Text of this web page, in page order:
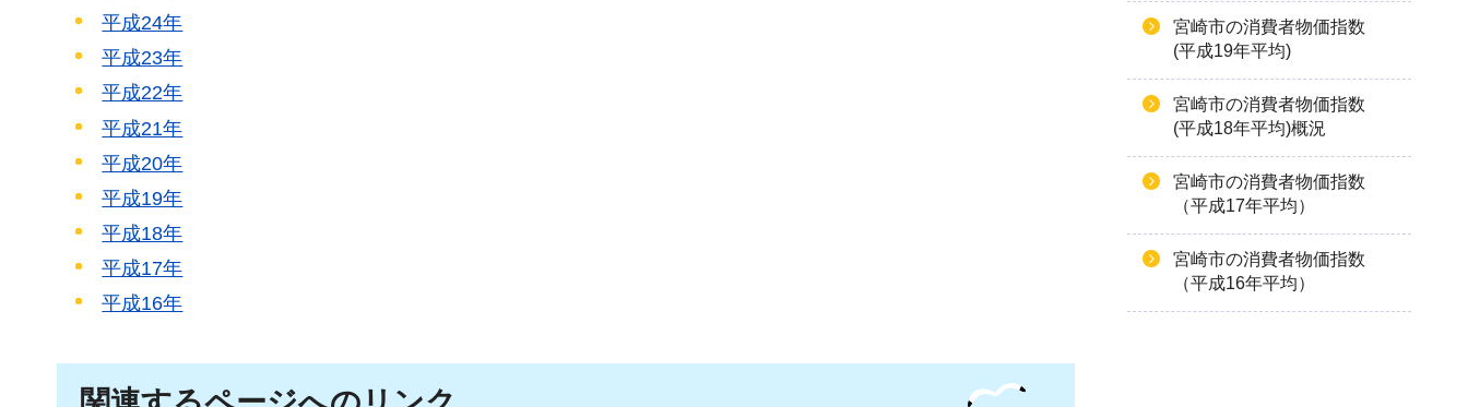
平成24年
平成23年
平成22年
平成21年
平成20年
平成19年
平成18年
平成17年
平成16年
宮崎市の消費者物価指数
(平成19年平均)
宮崎市の消費者物価指数
(平成18年平均)概況
宮崎市の消費者物価指数
（平成17年平均）
宮崎市の消費者物価指数
（平成16年平均）